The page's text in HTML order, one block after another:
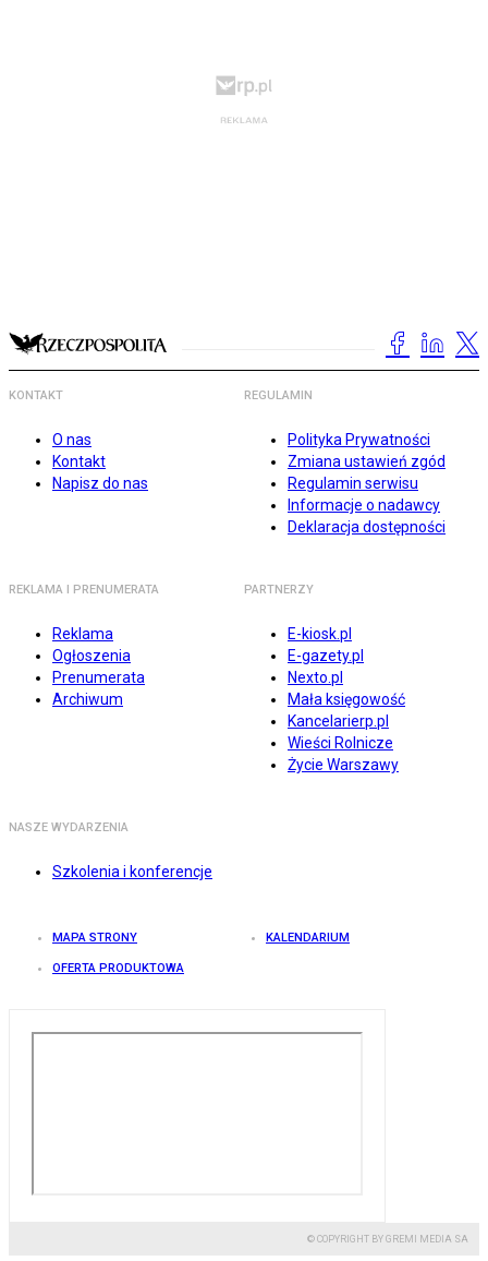
KONTAKT
O nas
Kontakt
Napisz do nas
REGULAMIN
Polityka Prywatności
Zmiana ustawień zgód
Regulamin serwisu
Informacje o nadawcy
Deklaracja dostępności
REKLAMA I PRENUMERATA
Reklama
Ogłoszenia
Prenumerata
Archiwum
PARTNERZY
E-kiosk.pl
E-gazety.pl
Nexto.pl
Mała księgowość
Kancelarierp.pl
Wieści Rolnicze
Życie Warszawy
NASZE WYDARZENIA
Szkolenia i konferencje
MAPA STRONY KALENDARIUM
OFERTA PRODUKTOWA
© COPYRIGHT BY GREMI MEDIA SA